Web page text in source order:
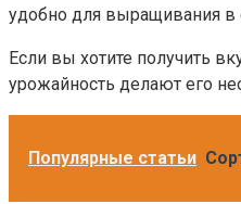
удобно для выращивания в
Если вы хотите получить
урожайность делают его
Популярные статьи